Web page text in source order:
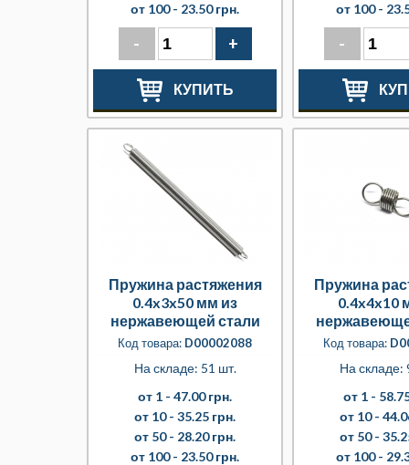
от 100 - 23.50 грн.
- +
КУПИТЬ
от 100 -
-
Пружина растяжения
0.4x3x50 мм из
нержавеющей стали
Код товара: D00002088
На складе: 51 шт.
от 1 - 47.00 грн.
от 10 - 35.25 грн.
от 50 - 28.20 грн.
от 100 - 23.50 грн.
Пружина
0.4x4x10
Код товара:
На складе:
от 1 -
от 10 -
от 50 -
от 100 -